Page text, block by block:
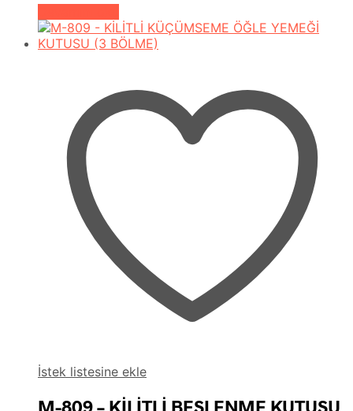
İstek listesine ekle
M-809 – KİLİTLİ BESLENME KUTUSU